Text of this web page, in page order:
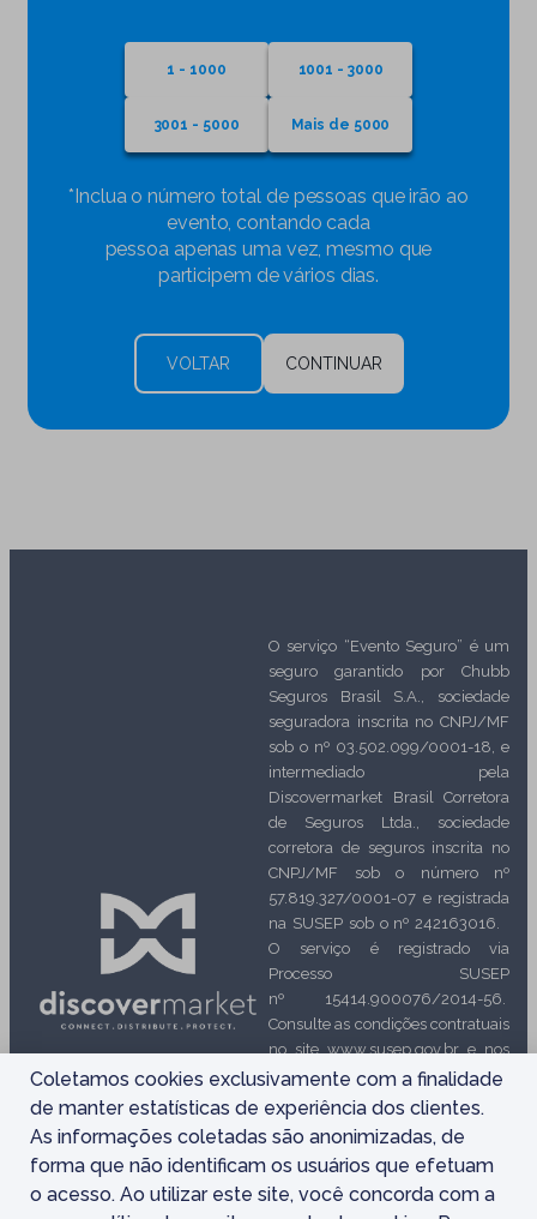
1 - 1000 1001 - 3000
3001 - 5000 Mais de 5000
*Inclua o número total de pessoas que irão ao
evento, contando cada
pessoa apenas uma vez, mesmo que
participem de vários dias.
CONTINUAR
VOLTAR
O serviço “Evento Seguro” é um
seguro garantido por Chubb
Seguros Brasil S.A., sociedade
seguradora inscrita no CNPJ/MF
sob o nº 03.502.099/0001-18, e
intermediado pela
Discovermarket Brasil Corretora
de Seguros Ltda., sociedade
corretora de seguros inscrita no
CNPJ/MF sob o número nº
57.819.327/0001-07 e registrada
na SUSEP sob o nº 242163016.
O serviço é registrado via
Processo SUSEP
nº 15414.900076/2014-56.
Consulte as condições contratuais
no site www.susep.gov.br e nos
Termos e condições. O registro
deste produto na SUSEP é
automático e não implica, por
parte da Autarquia, incentivo ou
recomendação a sua
comercialização. Ouvidoria
Coletamos cookies exclusivamente com a finalidade
de manter estatísticas de experiência dos clientes.
As informações coletadas são anonimizadas, de
forma que não identificam os usuários que efetuam
o acesso. Ao utilizar este site, você concorda com a